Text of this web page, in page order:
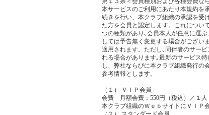
本サービスのご利用にあたり本規約を
続きを行い、本クラブ組織の承認を受
た方を会員と認定します。これについ
つの種類があり､会員本人が任意に選
しては予告無く変更する場合がござい
適用されます。ただし､同伴者のサー
れる場合があります｡最新のサービス
し、弊社ならびに本クラブ組織発行の
参考情報とします。
（１） ＶＩＰ会員
会費 月額会費：550円（税込）／１人
本クラブ組織のＷｅｂサイトにＶＩＰ